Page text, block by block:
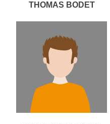
THOMAS BODET